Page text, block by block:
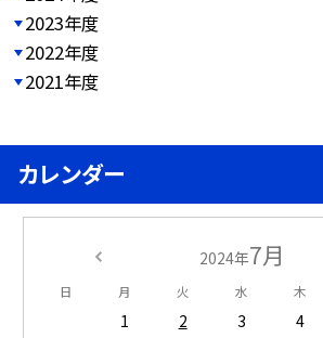
2023年度
2022年度
2021年度
カレンダー
2024年7月
日 月 火 水 木
1 2 3 4